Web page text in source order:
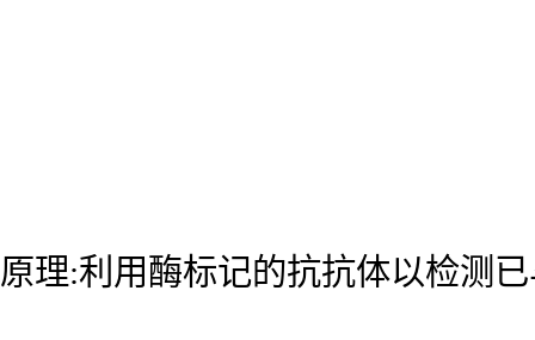
原理:利用酶标记的抗抗体以检测